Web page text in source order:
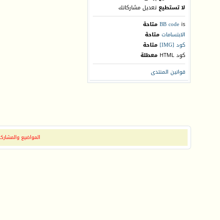
لا تستطيعتعديل مشاركاتك
BB code is
متاحة
الابتساماتمتاحة
كود [IMG]
متاحة
كود HTML
معطلة
قوانين المنتدى
المواضيع